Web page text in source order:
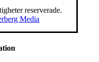
reserverade.
Media